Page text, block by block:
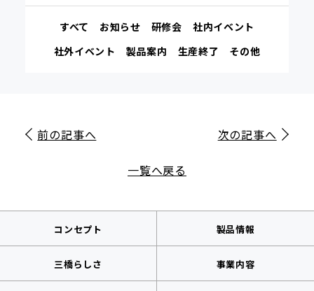
すべて お知らせ 研修会
社内イベント
社外イベント
製品案内 生産終了 その他
前の記事へ
一覧へ戻る
次の記事へ
コンセプト 製品情報
三橋らしさ 事業内容